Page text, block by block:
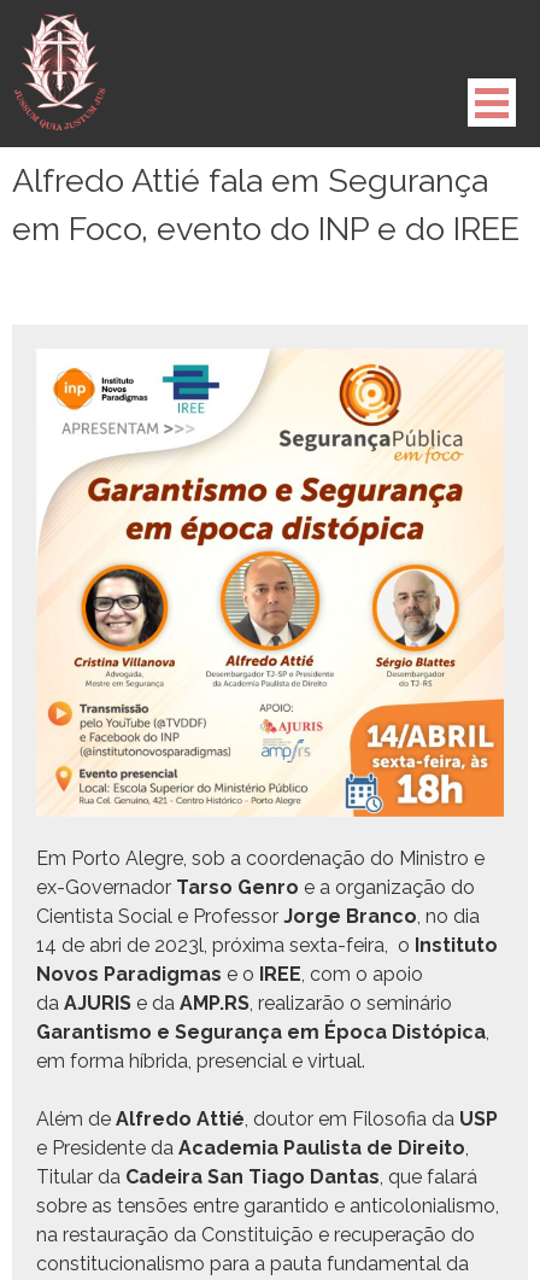
para
conteúdo
Alfredo Attié fala em Segurança
em Foco, evento do INP e do IREE
Em Por­to Ale­gre, sob a coor­de­nação do Min­istro e
ex-Gov­er­nador Tar­so Gen­ro e a orga­ni­za­ção do
Cien­tista Social e Pro­fes­sor Jorge Bran­co, no dia
14 de abri de 2023l, próx­i­ma sex­ta-feira, o Insti­tu­to
Novos Par­a­dig­mas e o IREE, com o apoio
da AJURIS e da AMP.RS, realizarão o sem­i­nário
Garan­tismo e Segu­rança em Época Dis­tópi­ca,
em for­ma híbri­da, pres­en­cial e virtual.
Além de Alfre­do Attié, doutor em Filosofia da USP
e Pres­i­dente da Acad­e­mia Paulista de Dire­ito,
Tit­u­lar da Cadeira San Tia­go Dan­tas, que falará
sobre as ten­sões entre garan­ti­do e anti­colo­nial­is­mo,
na restau­ração da Con­sti­tu­ição e recu­per­ação do
con­sti­tu­cional­is­mo para a pau­ta fun­da­men­tal da